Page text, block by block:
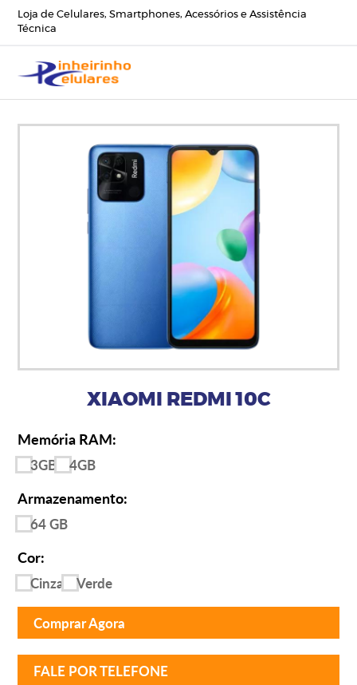
Loja de Celulares, Smartphones, Acessórios e Assistência
Técnica
XIAOMI REDMI 10C
Memória RAM:
3GB 4GB
Armazenamento:
64 GB
Cor:
Cinza Verde
Comprar Agora
FALE POR TELEFONE